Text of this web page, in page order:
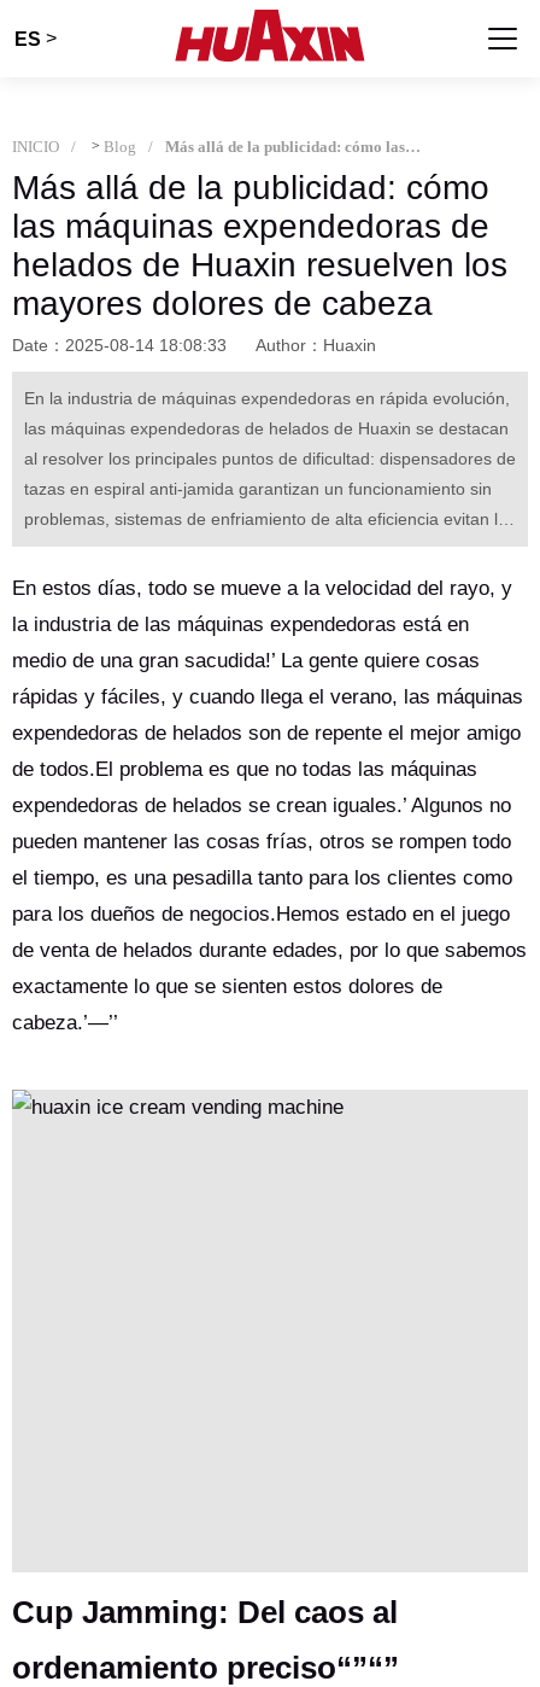
ES >
INICIO > Blog Más allá de la publicidad: cómo las máquinas expendedoras de helados de Huaxin resuelven los mayores dolores de cabeza
Más allá de la publicidad: cómo
las máquinas expendedoras de
helados de Huaxin resuelven los
mayores dolores de cabeza
Date：2025-08-14 18:08:33 Author：Huaxin
En la industria de máquinas expendedoras en rápida evolución,
las máquinas expendedoras de helados de Huaxin se destacan
al resolver los principales puntos de dificultad: dispensadores de
tazas en espiral anti-jamida garantizan un funcionamiento sin
problemas, sistemas de enfriamiento de alta eficiencia evitan la
fusión en el calor del verano y los diseños modulares permiten
un mantenimiento rápido y un tiempo de inactividad reducido.
rendimiento confiable incluso durante los picos de demanda, lo
que lo convierte en el socio ideal para las empresas que buscan
automatización sin problemas y de alto rendimiento. Cada
característica está diseñada para maximizar el tiempo de
actividad y la rentabilidad.
En estos días, todo se mueve a la velocidad del rayo, y
la industria de las máquinas expendedoras está en
medio de una gran sacudida!’ La gente quiere cosas
rápidas y fáciles, y cuando llega el verano, las máquinas
expendedoras de helados son de repente el mejor amigo
de todos.El problema es que no todas las máquinas
expendedoras de helados se crean iguales.’ Algunos no
pueden mantener las cosas frías, otros se rompen todo
el tiempo, es una pesadilla tanto para los clientes como
para los dueños de negocios.Hemos estado en el juego
de venta de helados durante edades, por lo que sabemos
exactamente lo que se sienten estos dolores de
cabeza.’—’’
Cup Jamming: Del caos al
ordenamiento preciso“”“”